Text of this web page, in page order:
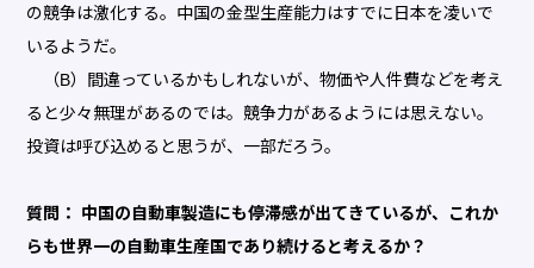
の競争は激化する。中国の金型生産能力はすでに日本を凌いで
いるようだ。
（B）間違っているかもしれないが、物価や人件費などを考え
ると少々無理があるのでは。競争力があるようには思えない。
投資は呼び込めると思うが、一部だろう。
質問： 中国の自動車製造にも停滞感が出てきているが、これか
らも世界一の自動車生産国であり続けると考えるか？